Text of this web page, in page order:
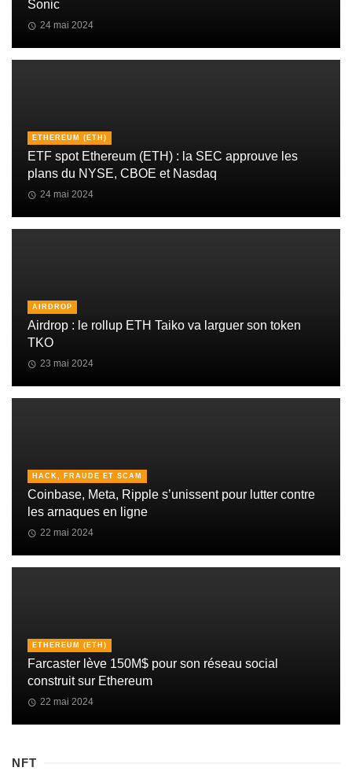
Sonic
24 mai 2024
ETHEREUM (ETH)
ETF spot Ethereum (ETH) : la SEC approuve les
plans du NYSE, CBOE et Nasdaq
24 mai 2024
AIRDROP
Airdrop : le rollup ETH Taiko va larguer son token
TKO
23 mai 2024
HACK, FRAUDE ET SCAM
Coinbase, Meta, Ripple s’unissent pour lutter contre
les arnaques en ligne
22 mai 2024
ETHEREUM (ETH)
Farcaster lève 150M$ pour son réseau social
construit sur Ethereum
22 mai 2024
NFT